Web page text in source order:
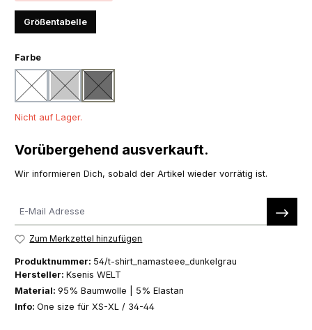
Größentabelle
Farbeauswählen
weiß
(Diese Option ist zurzeit nicht verfügbar.)
hellgrau
(Diese Option ist zurzeit nicht verfügbar.)
dunkelgrau
(Diese Option ist zurzeit nicht verfügbar.)
Nicht auf Lager.
Vorübergehend ausverkauft.
Wir informieren Dich, sobald der Artikel wieder vorrätig ist.
Zum Merkzettel hinzufügen
Produktnummer: 54/t-shirt_namasteee_dunkelgrau
Hersteller: Ksenis WELT
Material: 95% Baumwolle | 5% Elastan
Info: One size für XS-XL / 34-44